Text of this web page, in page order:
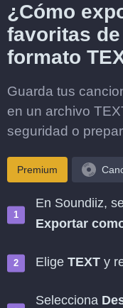
¿Cómo
favoritas
formato
Guarda tus
en un archivo
seguridad o
Premium
En Soundiiz,
Exportar
Elige TEXT y
Selecciona